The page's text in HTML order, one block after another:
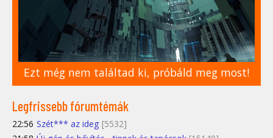
Ezt még nem találtad ki, próbáld meg most!
Legfrissebb fórumtémák
22:56 Szét*** az ideg [5532]